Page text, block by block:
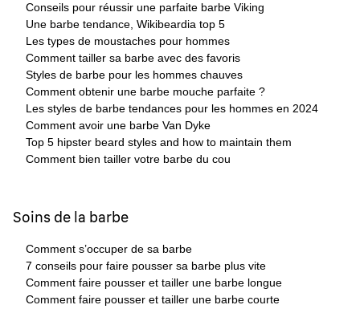
Conseils pour réussir une parfaite barbe Viking
Une barbe tendance, Wikibeardia top 5
Les types de moustaches pour hommes
Comment tailler sa barbe avec des favoris
Styles de barbe pour les hommes chauves
Comment obtenir une barbe mouche parfaite ?
Les styles de barbe tendances pour les hommes en 2024
Comment avoir une barbe Van Dyke
Top 5 hipster beard styles and how to maintain them
Comment bien tailler votre barbe du cou
Soins de la barbe
Comment s’occuper de sa barbe
7 conseils pour faire pousser sa barbe plus vite
Comment faire pousser et tailler une barbe longue
Comment faire pousser et tailler une barbe courte